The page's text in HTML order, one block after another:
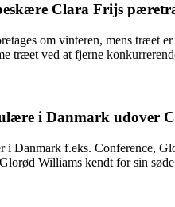
Clara Frijs
om vinteren, mens træet
træet ved at fjerne
i Danmark udover
Danmark f.eks. Conference,
Williams kendt for sin